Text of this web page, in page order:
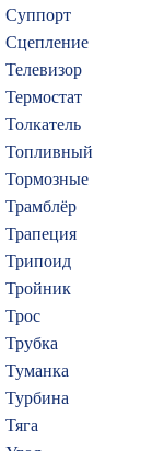
Суппорт
Сцепление
Телевизор
Термостат
Толкатель
Топливный
Тормозные
Трамблёр
Трапеция
Трипоид
Тройник
Трос
Трубка
Туманка
Турбина
Тяга